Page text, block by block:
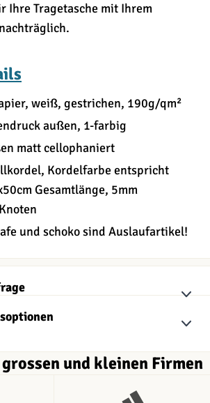
Ihre Tragetasche mit Ihrem
weiß, gestrichen, 190g/qm²
außen, 1-farbig
matt cellophaniert
Kordelfarbe entspricht
Gesamtlänge, 5mm
und schoko sind Auslaufartikel!
und kleinen Firmen